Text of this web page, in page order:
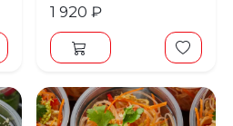
1 920 ₽